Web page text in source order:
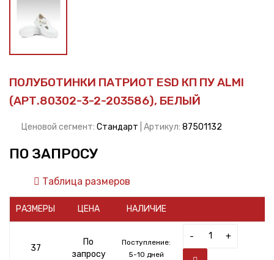
ПОЛУБОТИНКИ ПАТРИОТ ESD КП ПУ ALMI
(АРТ.80302-3-2-203586), БЕЛЫЙ
Ценовой сегмент: Стандарт | Артикул: 87501132
ПО ЗАПРОСУ
Таблица размеров
РАЗМЕРЫ ЦЕНА НАЛИЧИЕ
37
По
запросу
Поступление:
5-10 дней
- +